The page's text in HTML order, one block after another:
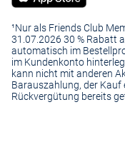
¹Nur als Friends Club
31.07.2026 30 % Rabatt
automatisch im
im Kundenkonto
kann nicht mit anderen
Barauszahlung, der Kauf
Rückvergütung bereits